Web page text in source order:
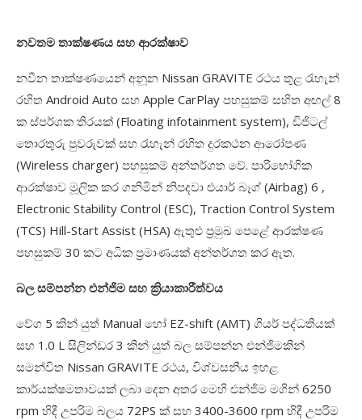
නවතම තාක්ෂණය සහ ආරක්ෂාව
නවීන තාක්ෂණයෙන් අනූන Nissan GRAVITE රථය තුළ රැහැන්
රහිත Android Auto සහ Apple CarPlay පහසුකම් සහිත අඟල්8
ක ස්පර්ශක තිරයක් (Floating infotainment system), ඩිජිටල්
තොරතුරු පුවරුවක් සහ රැහැන් රහිත දුරකථන ආරෝපණ
(Wireless charger) පහසුකම් අන්තර්ගත වේ. පාරිභෝගික
ආරක්ෂාව මූලික කර ගනිමින් නිපදවා එයාර් බෑග් (Airbag) 6 ,
Electronic Stability Control (ESC), Traction Control System
(TCS) Hill-Start Assist (HSA) ඇතුළු ප්‍රමුඛ පෙළේ ආරක්ෂණ
පහසුකම් 30 කට අධික ප්‍රමාණයක් අන්තර්ගත කර ඇත.
බල සම්පන්න එන්ජිම සහ ක්‍රියාකාරීත්වය
වේග 5 කින් යුත් Manual හෝ EZ-shift (AMT) ගියර් පද්ධතියක්
සහ 1.0 L සිලින්ඩර 3 කින් යුත් බල සම්පන්න එන්ජිමකින්
සමන්විත Nissan GRAVITE රථය, විශ්වසනීය ඉහළ
කාර්යක්ෂමතාවයක් ලබා දෙන අතර මෙහි එන්ජිම මගින් 6250
rpm හිදී උපරිම බලය 72PS ක් සහ 3400-3600 rpm හිදී උපරිම